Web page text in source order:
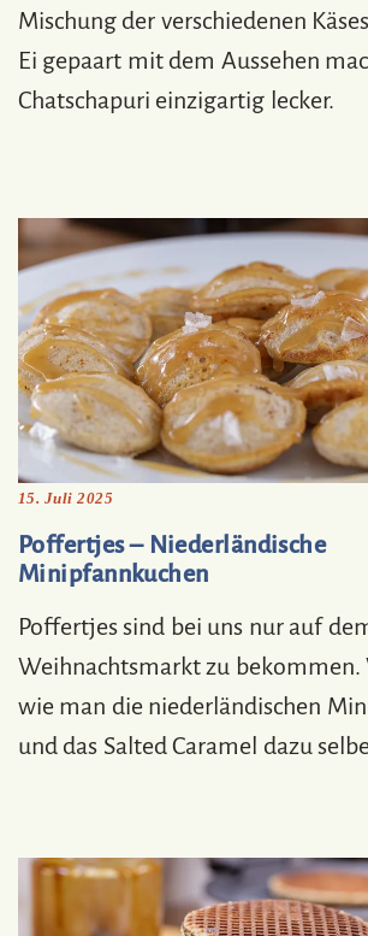
Mischung der verschiedenen
Ei gepaart mit dem Aussehen
Chatschapuri einzigartig lecker.
15. Juli 2025
Poffertjes – Niederländische
Minipfannkuchen
Poffertjes sind bei uns nur auf
Weihnachtsmarkt zu bekommen.
wie man die niederländischen
und das Salted Caramel dazu